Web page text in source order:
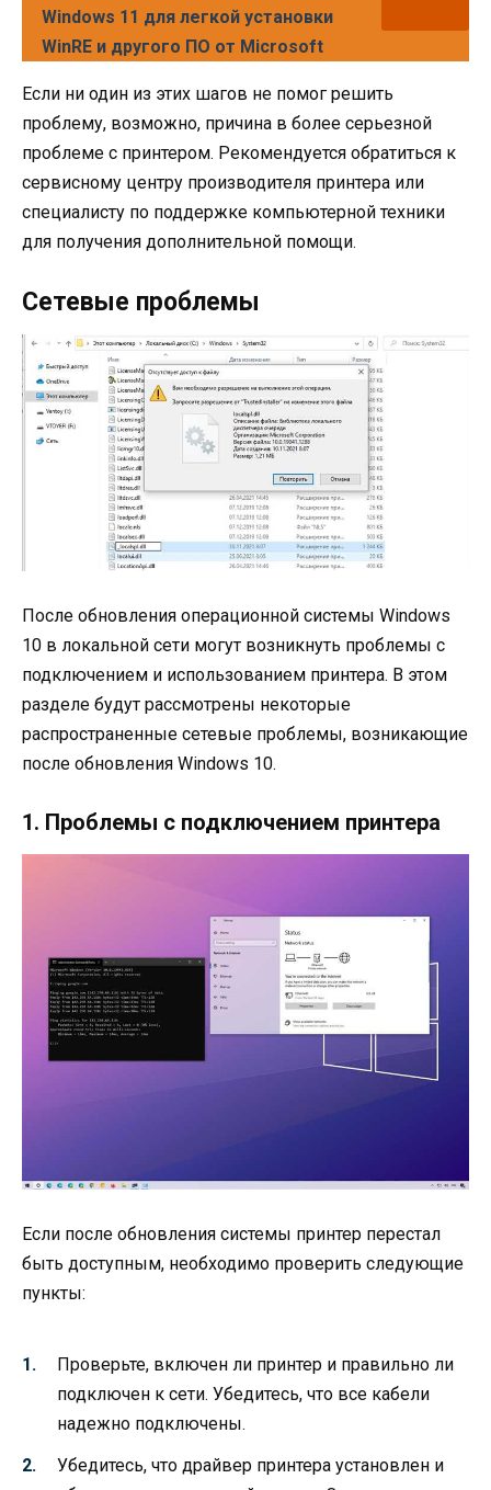
Windows 11 для легкой установки
WinRE и другого ПО от Microsoft
Если ни один из этих шагов не помог решить
проблему, возможно, причина в более серьезной
проблеме с принтером. Рекомендуется обратиться к
сервисному центру производителя принтера или
специалисту по поддержке компьютерной техники
для получения дополнительной помощи.
Сетевые проблемы
После обновления операционной системы Windows
10 в локальной сети могут возникнуть проблемы с
подключением и использованием принтера. В этом
разделе будут рассмотрены некоторые
распространенные сетевые проблемы, возникающие
после обновления Windows 10.
1. Проблемы с подключением принтера
Если после обновления системы принтер перестал
быть доступным, необходимо проверить следующие
пункты:
Проверьте, включен ли принтер и правильно ли
подключен к сети. Убедитесь, что все кабели
надежно подключены.
Убедитесь, что драйвер принтера установлен и